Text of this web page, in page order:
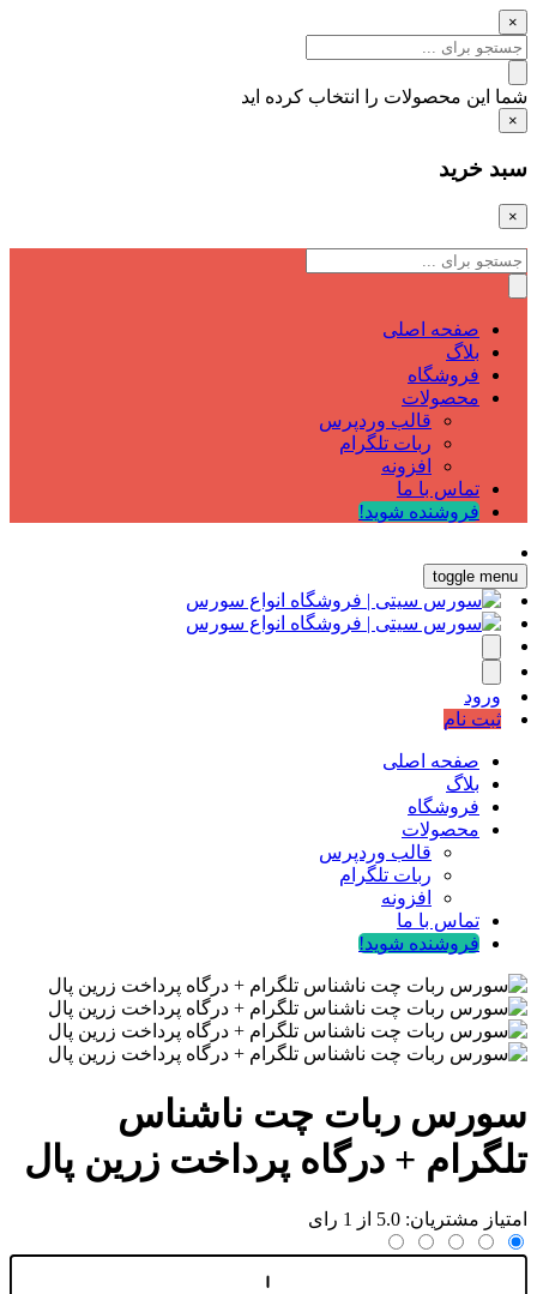
×
شما این محصولات را انتخاب کرده اید
×
سبد خرید
×
صفحه اصلی
بلاگ
فروشگاه
محصولات
قالب وردپرس
ربات تلگرام
افزونه
تماس با ما
فروشنده شوید!
toggle menu
ورود
ثبت نام
صفحه اصلی
بلاگ
فروشگاه
محصولات
قالب وردپرس
ربات تلگرام
افزونه
تماس با ما
فروشنده شوید!
سورس ربات چت ناشناس
تلگرام + درگاه پرداخت زرین پال
امتیاز مشتریان: 5.0 از 1 رای